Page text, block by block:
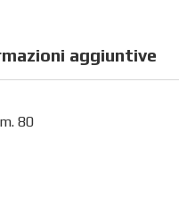
aggiuntive
80